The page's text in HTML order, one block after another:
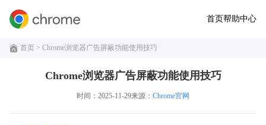
首页帮助中心
首页 > Chrome浏览器广告屏蔽功能使用技巧
Chrome浏览器广告屏蔽功能使用技巧
时间：2025-11-29来源： Chrome官网